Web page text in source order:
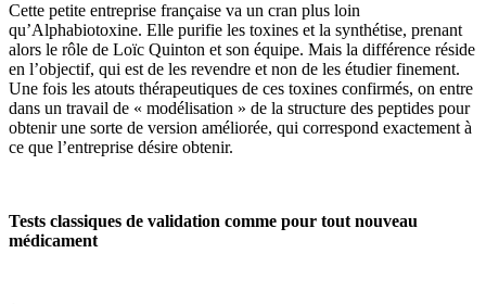
Cette petite entreprise française va un cran plus loin
qu’Alphabiotoxine. Elle purifie les toxines et la synthétise, prenant
alors le rôle de Loïc Quinton et son équipe. Mais la différence réside
en l’objectif, qui est de les revendre et non de les étudier finement.
Une fois les atouts thérapeutiques de ces toxines confirmés, on entre
dans un travail de « modélisation » de la structure des peptides pour
obtenir une sorte de version améliorée, qui correspond exactement à
ce que l’entreprise désire obtenir.
Tests classiques de validation comme pour tout nouveau
médicament